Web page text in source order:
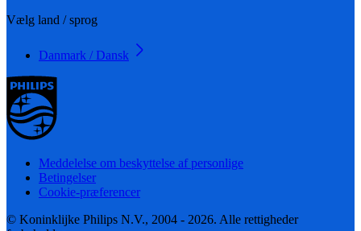
Vælg land / sprog
Danmark / Dansk
Meddelelse om beskyttelse af personlige
Betingelser
Cookie-præferencer
© Koninklijke Philips N.V., 2004 - 2026. Alle rettigheder